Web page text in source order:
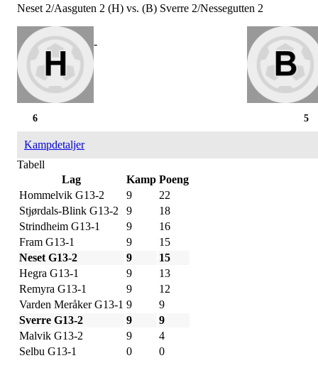
Neset 2/Aasguten 2 (H) vs. (B) Sverre 2/Nessegutten 2
-
5
6
Kampdetaljer
Tabell
Lag
Kamp Poeng
Hommelvik G13-2
9
22
Stjørdals-Blink G13-2
9
18
Strindheim G13-1
9
16
Fram G13-1
9
15
Neset G13-2
9
15
Hegra G13-1
9
13
Remyra G13-1
9
12
Varden Meråker G13-1 9
9
Sverre G13-2
9
9
Malvik G13-2
9
4
Selbu G13-1
0 0